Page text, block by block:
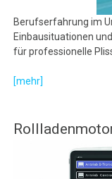
Berufserfahrung im
Einbausituationen
für professionelle
[mehr]